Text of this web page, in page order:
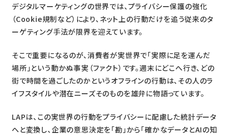
デジタルマーケティングの世界では、プライバシー保護の強化
（Cookie規制など）により、ネット上の行動だけを追う従来のタ
ーゲティング手法が限界を迎えています。
そこで重要になるのが、消費者が実世界で「実際に足を運んだ
場所」という動かぬ事実（ファクト）です。週末にどこへ行き、どの
街で時間を過ごしたのかというオフラインの行動は、その人のラ
イフスタイルや潜在ニーズそのものを雄弁に物語っています。
LAPは、この実世界の行動をプライバシーに配慮した統計データ
へと変換し、企業の意思決定を「勘」から「確かなデータとAIの知